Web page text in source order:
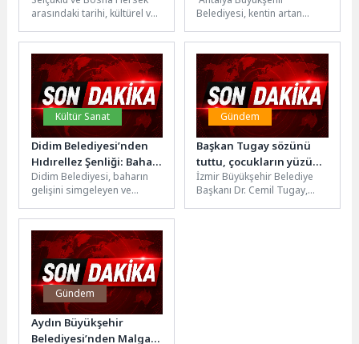
arasındaki tarihi, kültürel ve
ziyaretler ve işbirlikleri ile...
artırımı
Belediyesi, kentin artan
amacıyla Kurşunlu Kent
Mezarlığı'nda kapasite
artırımı çalışmaları
sürdürüyor....
Kültür Sanat
Didim Belediyesi’nden
Hıdırellez Şenliği: Bahar
Birlikte Güzel
Didim Belediyesi, baharın
gelişini simgeleyen ve
müjdeleyen Hıdırellez’i bu yıl
da coşkulu bir...
Gündem
Başkan Tugay sözünü
tuttu, çocukların yüzü
güldü
İzmir Büyükşehir Belediye
Başkanı Dr. Cemil Tugay,
Gündem
Aydın Büyükşehir
Belediyesi’nden Malgaç